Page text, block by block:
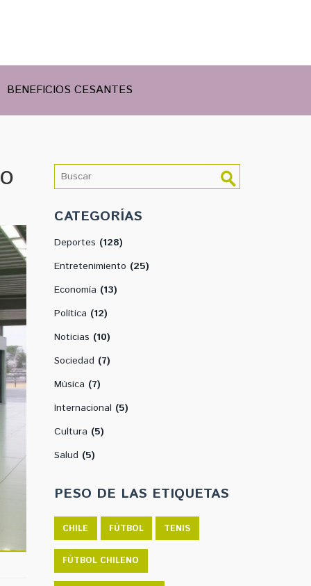
BENEFICIOS CESANTES
CATEGORÍAS
Deportes (128)
Entretenimiento (25)
Economía (13)
Política (12)
Noticias (10)
Sociedad (7)
Música (7)
Internacional (5)
Cultura (5)
Salud (5)
PESO DE LAS ETIQUETAS
CHILE FÚTBOL TENIS
FÚTBOL CHILENO